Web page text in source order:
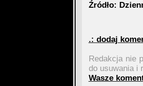
Źródło:
.: dodaj
Redakcja nie
do usuwania i
Wasze